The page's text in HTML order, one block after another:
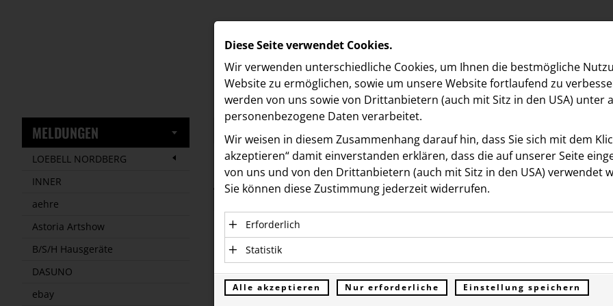
MELDUNGEN
LOEBELL NORDBERG
INNER
aehre
Astoria Artshow
B/S/H Hausgeräte
DASUNO
ebay
Meldungen /
12.09.2024
Drei Jahrzehnte Transformation
und Unternehmenssteuerung:
Diese Seite verwendet Cookies.
Wir verwenden unterschiedliche Cookies, um Ihnen die best­mögliche
Website zu ermöglichen, sowie um unsere Website fortlaufend zu
werden von uns sowie von Drittanbietern (auch mit Sitz in den USA) unter
personenbezogene Daten verarbeitet.
Wir weisen in diesem Zusammenhang darauf hin, dass Sie sich mit dem
akzeptieren“ damit ein­ver­standen erklären, dass die auf unserer Seite
von uns und von den Drittanbietern (auch mit Sitz in den USA) verwendet
Sie können diese Zustimmung jederzeit widerrufen.
Erforderlich
Essenzielle Cookies ermöglichen grundlegende Funktionen und sind für
einwandfreie Funktion der Website erforderlich. Diese Cookies
personenbezogenen Daten und werden an keine Dritten übermittelt.
Statistik
Statistik Cookies erfassen Informationen anonym. Diese Informationen
verstehen, wie unsere Besucher unsere Website nutzen.
Alle akzeptieren Nur erforderliche Einstellung speichern